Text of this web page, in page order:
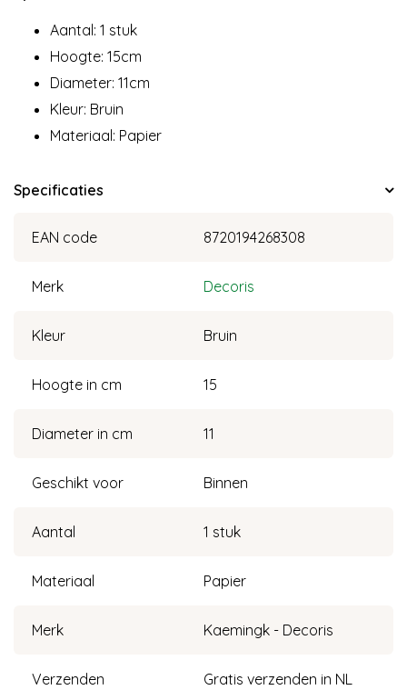
Aantal: 1 stuk
Hoogte: 15cm
Diameter: 11cm
Kleur: Bruin
Materiaal: Papier
Specificaties
EAN code 8720194268308
Merk Decoris
Kleur Bruin
Hoogte in cm 15
Diameter in cm 11
Geschikt voor Binnen
Aantal 1 stuk
Materiaal Papier
Merk Kaemingk - Decoris
Verzenden
Gratis verzenden in NL